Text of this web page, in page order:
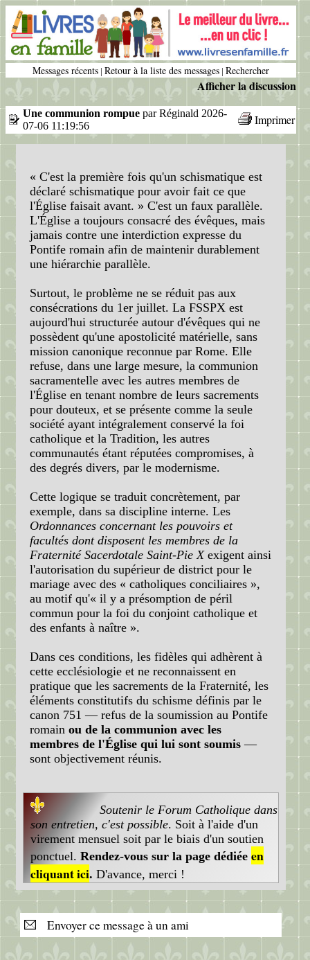
Messages récents | Retour à la liste des messages | Rechercher
Afficher la discussion
Une communion rompue par Réginald 2026-
07-06 11:19:56
Imprimer
« C'est la première fois qu'un schismatique est
déclaré schismatique pour avoir fait ce que
l'Église faisait avant. » C'est un faux parallèle.
L'Église a toujours consacré des évêques, mais
jamais contre une interdiction expresse du
Pontife romain afin de maintenir durablement
une hiérarchie parallèle.
Surtout, le problème ne se réduit pas aux
consécrations du 1er juillet. La FSSPX est
aujourd'hui structurée autour d'évêques qui ne
possèdent qu'une apostolicité matérielle, sans
mission canonique reconnue par Rome. Elle
refuse, dans une large mesure, la communion
sacramentelle avec les autres membres de
l'Église en tenant nombre de leurs sacrements
pour douteux, et se présente comme la seule
société ayant intégralement conservé la foi
catholique et la Tradition, les autres
communautés étant réputées compromises, à
des degrés divers, par le modernisme.
Cette logique se traduit concrètement, par
exemple, dans sa discipline interne. Les
Ordonnances concernant les pouvoirs et
facultés dont disposent les membres de la
Fraternité Sacerdotale Saint-Pie Xexigent ainsi
l'autorisation du supérieur de district pour le
mariage avec des « catholiques conciliaires »,
au motif qu'« il y a présomption de péril
commun pour la foi du conjoint catholique et
des enfants à naître ».
Dans ces conditions, les fidèles qui adhèrent à
cette ecclésiologie et ne reconnaissent en
pratique que les sacrements de la Fraternité, les
éléments constitutifs du schisme définis par le
canon 751 — refus de la soumission au Pontife
romain ou de la communion avec les
membres de l'Église qui lui sont soumis —
sont objectivement réunis.
Soutenir le Forum Catholique dans
son entretien, c'est possible. Soit à l'aide d'un
virement mensuel soit par le biais d'un soutien
ponctuel. Rendez-vous sur la page dédiée en
cliquant ici. D'avance, merci !
Envoyer ce message à un ami